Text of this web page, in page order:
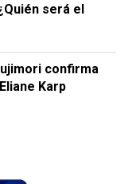
será el
confirma
Karp